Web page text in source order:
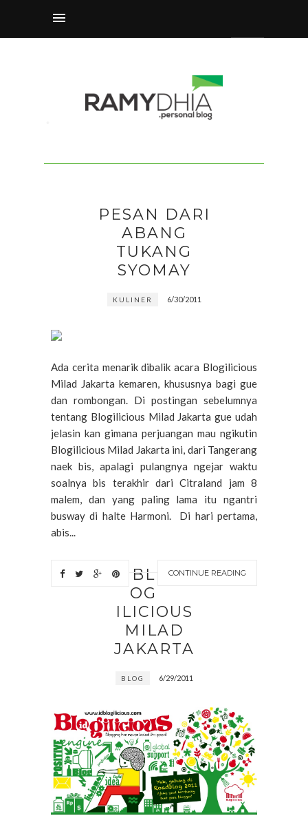
PESAN DARI
ABANG
TUKANG
SYOMAY
KULINER 6/30/2011
Ada cerita menarik dibalik acara Blogilicious
Milad Jakarta kemaren, khususnya bagi gue
dan rombongan. Di postingan sebelumnya
tentang Blogilicious Milad Jakarta gue udah
jelasin kan gimana perjuangan mau ngikutin
Blogilicious Milad Jakarta ini, dari Tangerang
naek bis, apalagi pulangnya ngejar waktu
soalnya bis terakhir dari Citraland jam 8
malem, dan yang paling lama itu ngantri
busway di halte Harmoni. Di hari pertama,
abis...
CONTINUE READING
BL
OG
ILICIOUS
MILAD
JAKARTA
BLOG 6/29/2011